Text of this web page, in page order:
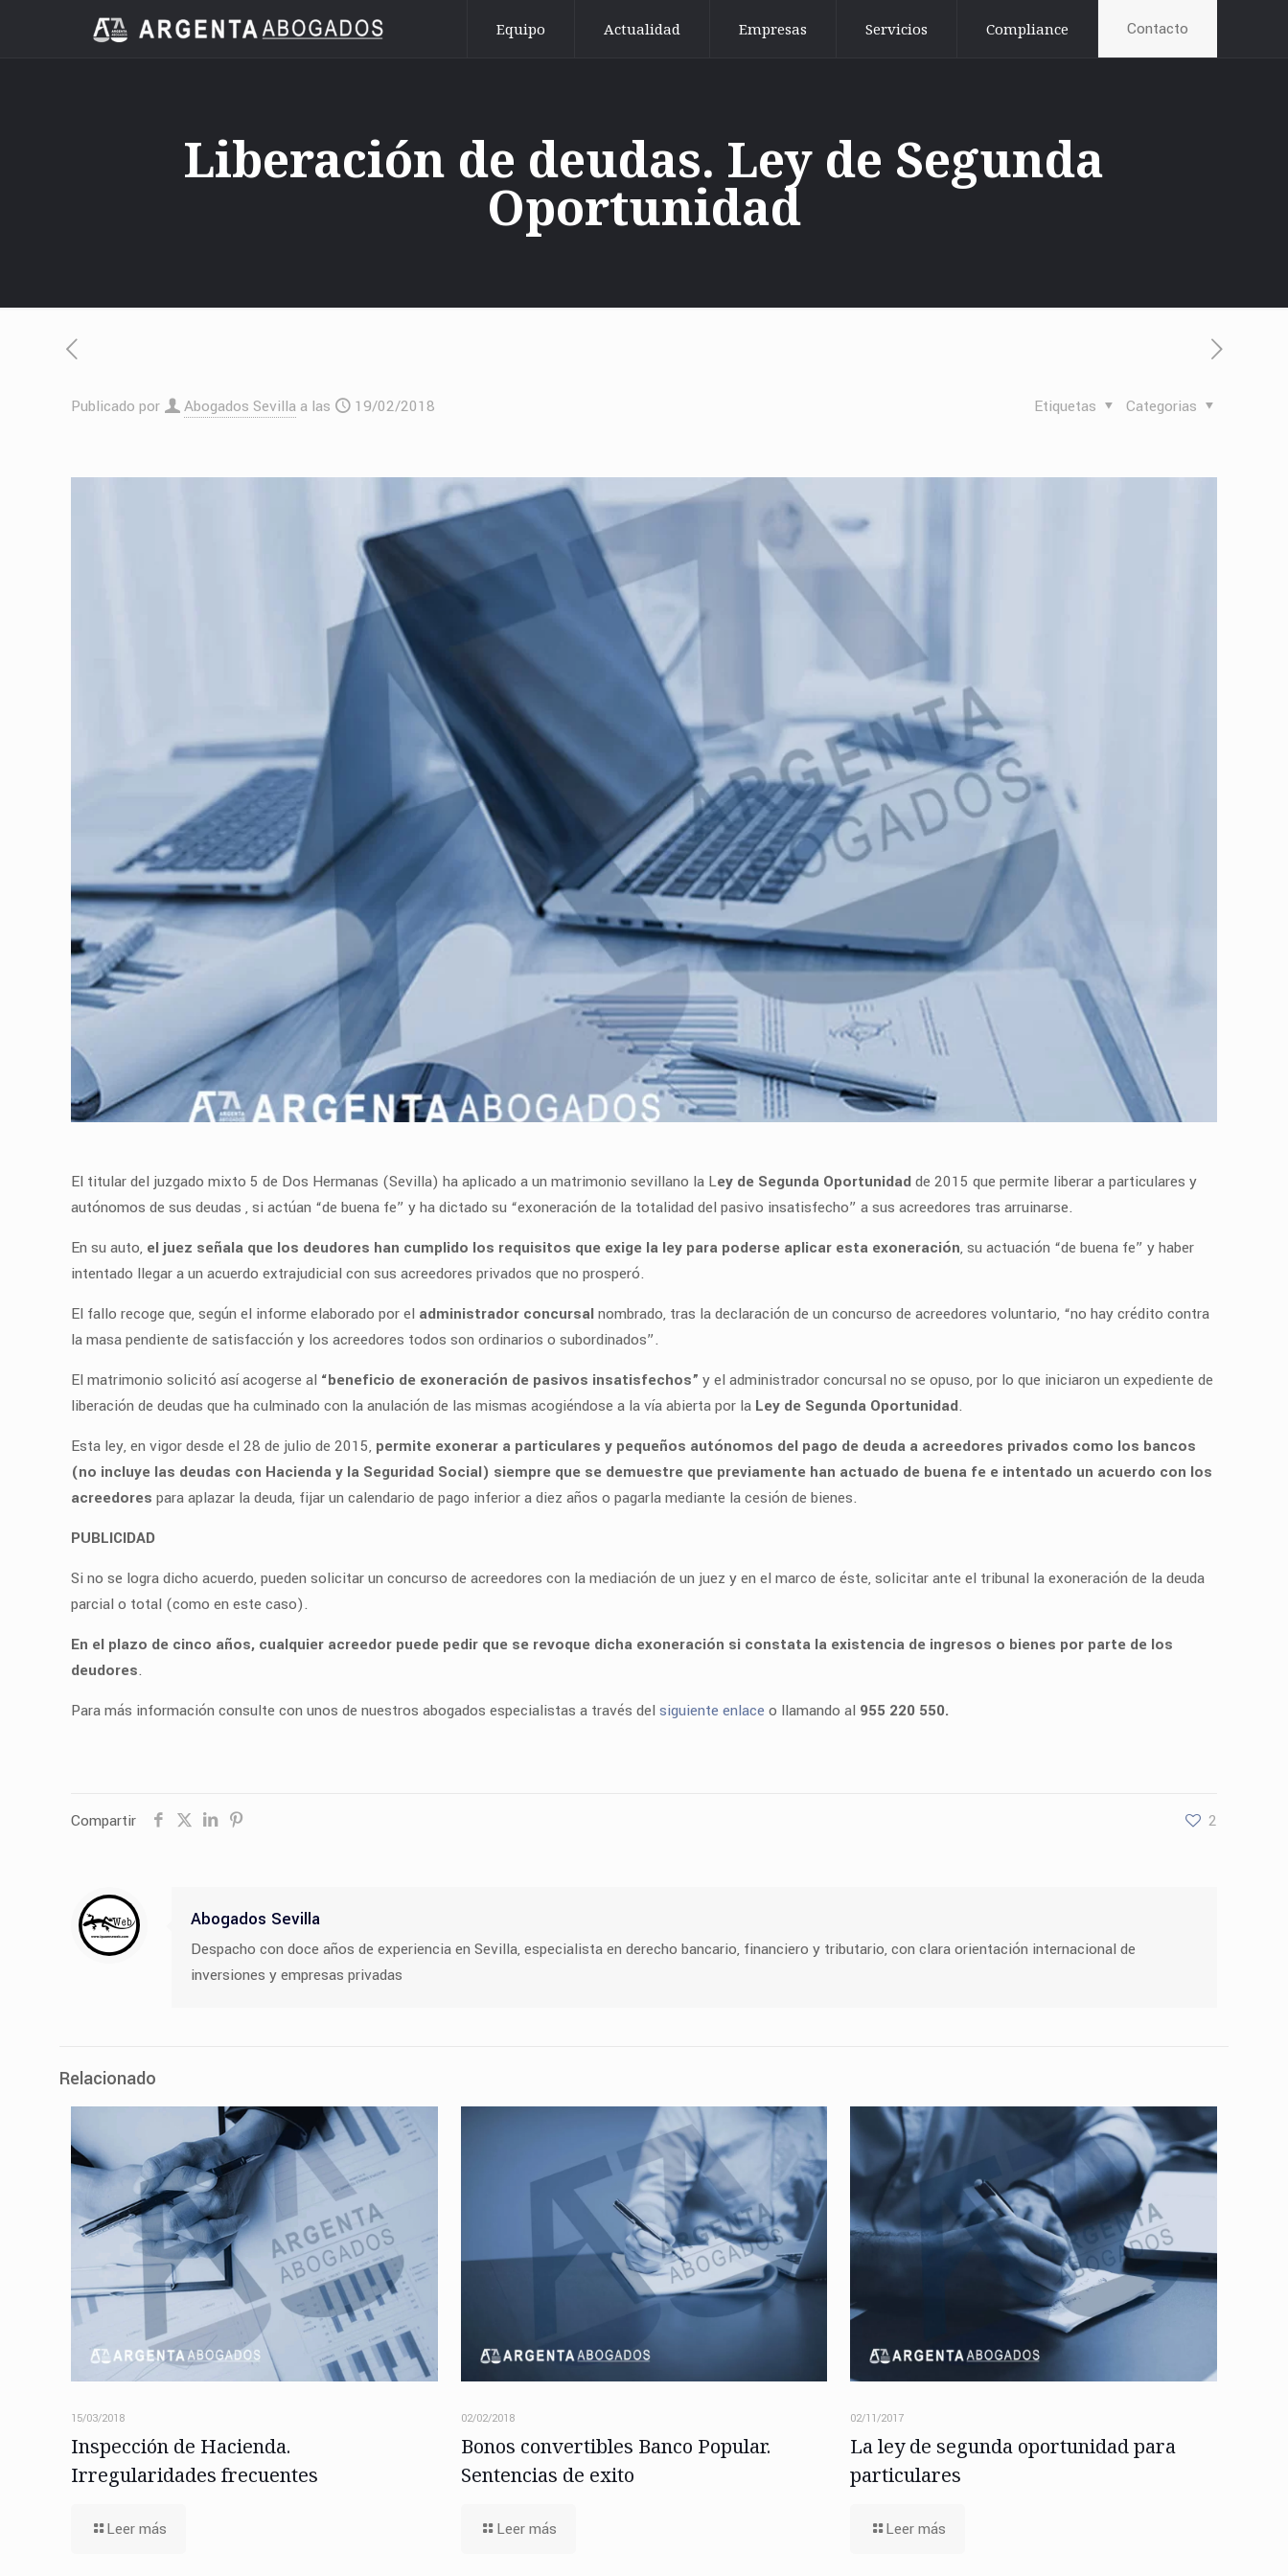
Equipo Actualidad Empresas Servicios Compliance Contacto
Liberación de deudas. Ley de Segunda
Oportunidad
Publicado por Abogados Sevilla a las 19/02/2018 Categorias
Etiquetas
El titular del juzgado mixto 5 de Dos Hermanas (Sevilla) ha aplicado a un matrimonio sevillano la Ley de Segunda Oportunidadde 2015 que permite liberar a particulares y
autónomos de sus deudas , si actúan “de buena fe” y ha dictado su “exoneración de la totalidad del pasivo insatisfecho” a sus acreedores tras arruinarse.
En su auto, el juez señala que los deudores han cumplido los requisitos que exige la ley para poderse aplicar esta exoneración, su actuación “de buena fe” y haber
intentado llegar a un acuerdo extrajudicial con sus acreedores privados que no prosperó.
El fallo recoge que, según el informe elaborado por el administrador concursalnombrado, tras la declaración de un concurso de acreedores voluntario, “no hay crédito contra
la masa pendiente de satisfacción y los acreedores todos son ordinarios o subordinados”.
El matrimonio solicitó así acogerse al “beneficio de exoneración de pasivos insatisfechos” y el administrador concursal no se opuso, por lo que iniciaron un expediente de
liberación de deudas que ha culminado con la anulación de las mismas acogiéndose a la vía abierta por la Ley de Segunda Oportunidad.
Esta ley, en vigor desde el 28 de julio de 2015, permite exonerar a particulares y pequeños autónomos del pago de deuda a acreedores privados como los bancos
(no incluye las deudas con Hacienda y la Seguridad Social) siempre que se demuestre que previamente han actuado de buena fe e intentado un acuerdo con los
acreedores para aplazar la deuda, fijar un calendario de pago inferior a diez años o pagarla mediante la cesión de bienes.
PUBLICIDAD
Si no se logra dicho acuerdo, pueden solicitar un concurso de acreedores con la mediación de un juez y en el marco de éste, solicitar ante el tribunal la exoneración de la deuda
parcial o total (como en este caso).
En el plazo de cinco años, cualquier acreedor puede pedir que se revoque dicha exoneración si constata la existencia de ingresos o bienes por parte de los
deudores.
Para más información consulte con unos de nuestros abogados especialistas a través delsiguiente enlace o llamando al 955 220 550.
Compartir 2
Abogados Sevilla
Despacho con doce años de experiencia en Sevilla, especialista en derecho bancario, financiero y tributario, con clara orientación internacional de
inversiones y empresas privadas
Relacionado
15/03/2018
Inspección de Hacienda.
Irregularidades frecuentes
Leer más
02/02/2018
Bonos convertibles Banco Popular.
Sentencias de exito
Leer más
02/11/2017
La ley de segunda oportunidad para
particulares
Leer más